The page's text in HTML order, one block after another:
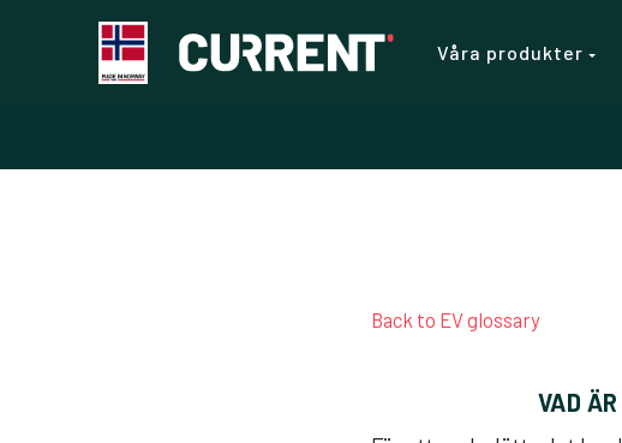
Våra produkter
Back to EV glossary
VAD